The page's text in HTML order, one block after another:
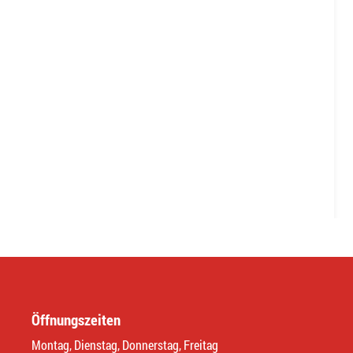
Öffnungszeiten
Montag, Dienstag, Donnerstag, Freitag